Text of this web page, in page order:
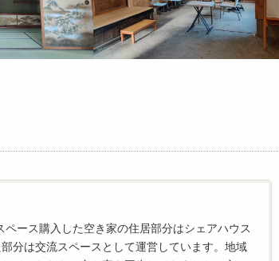
ース購入した空き家の住居部分はシェアハウス
分は交流スペースとして運営しています。地域